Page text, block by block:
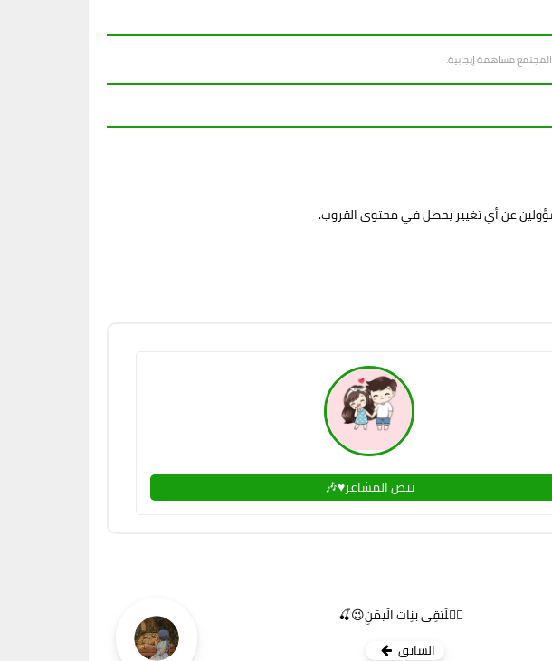
المجتمع مساهمة إيجابية.
عن أي تغيير يحصل في محتوى القروب.
نبض المشاعر♥🎶
مۗلَتقِى بنِات الَيمَنِ😉🍒
السابق